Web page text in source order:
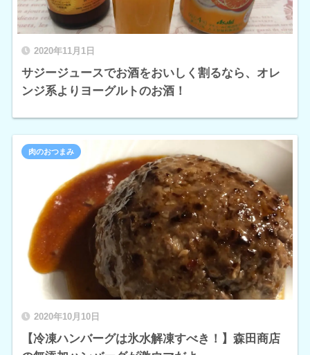
2020年11月1日
サジージュースでお酒をおいしく割るなら、オレ
ンジ系よりヨーグルトのお酒！
2020年10月10日
【冷凍ハンバーグは氷水解凍すべき！】森田商店
肉のおつまみ